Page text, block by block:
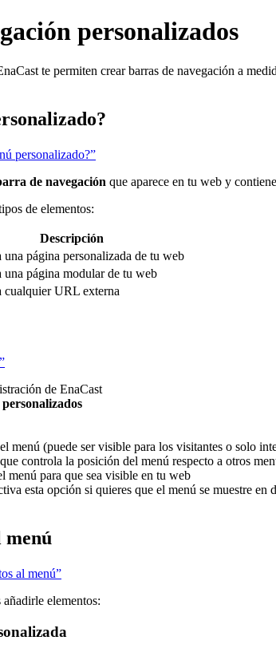
personalizados
te permiten crear barras de navegación a
personalizado?”
de navegación que aparece en tu web y
de elementos:
Descripción
una página personalizada de tu web
una página modular de tu web
cualquier URL externa
de EnaCast
menú (puede ser visible para los visitantes o solo
controla la posición del menú respecto a otros
menú para que sea visible en tu web
esta opción si quieres que el menú se muestre en
menú
al menú”
elementos: